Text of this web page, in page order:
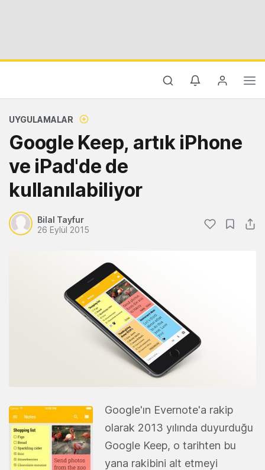
UYGULAMALAR
Google Keep, artık iPhone
ve iPad'de de
kullanılabiliyor
Bilal Tayfur
26 Eylül 2015
Google'ın Evernote'a rakip
olarak 2013 yılında duyurduğu
Google Keep, o tarihten bu
yana rakibini alt etmeyi